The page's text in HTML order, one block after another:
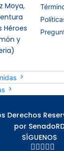
Moya,
Héroes
y
Derechos
por
SÍGUENOS
    